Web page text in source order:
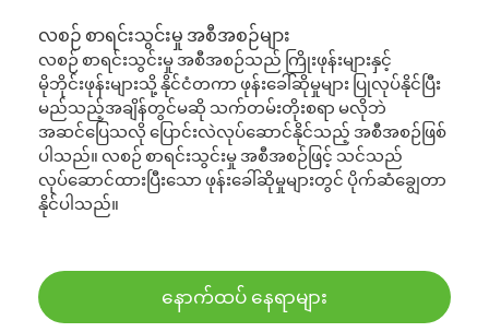
လစဉ် စာရင်းသွင်းမှု အစီအစဉ်များ
လစဉ် စာရင်းသွင်းမှု အစီအစဉ်သည် ကြိုးဖုန်းများနှင့်
မိုဘိုင်းဖုန်းများသို့ နိုင်ငံတကာ ဖုန်းခေါ်ဆိုမှုများ ပြုလုပ်နိုင်ပြီး
မည်သည့်အချိန်တွင်မဆို သက်တမ်းတိုးစရာ မလိုဘဲ
အဆင်ပြေသလို ပြောင်းလဲလုပ်ဆောင်နိုင်သည့် အစီအစဉ်ဖြစ်
ပါသည်။ လစဉ် စာရင်းသွင်းမှု အစီအစဉ်ဖြင့် သင်သည်
လုပ်ဆောင်ထားပြီးသော ဖုန်းခေါ်ဆိုမှုများတွင် ပိုက်ဆံချွေတာ
နိုင်ပါသည်။
နောက်ထပ် နေရာများ